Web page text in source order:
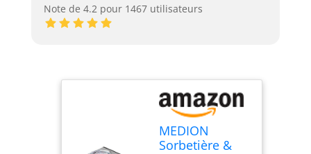
Note de 4.2 pour 1467 utilisateurs
MEDION
Sorbetière &